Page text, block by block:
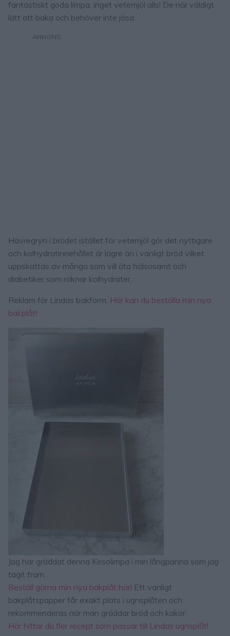
fantastiskt goda limpa, inget vetemjöl alls! De när väldigt
lätt att baka och behöver inte jäsa.
Havregryn i brödet istället för vetemjöl gör det nyttigare
och kolhydratinnehållet är lägre än i vanligt bröd vilket
uppskattas av många som vill äta hälsosamt och
diabetiker som räknar kolhydrater.
Reklam för Lindas bakform. Här kan du beställa min nya
bakplåt!
Jag har gräddat denna Kesolimpa i min långpanna som jag
tagit fram.
Beställ gärna min nya bakplåt här! Ett vanligt
bakplåtspapper får exakt plats i ugnsplåten och
rekommenderas när man gräddar bröd och kakor.
Här hittar du fler recept som passar till Lindas ugnsplåt!